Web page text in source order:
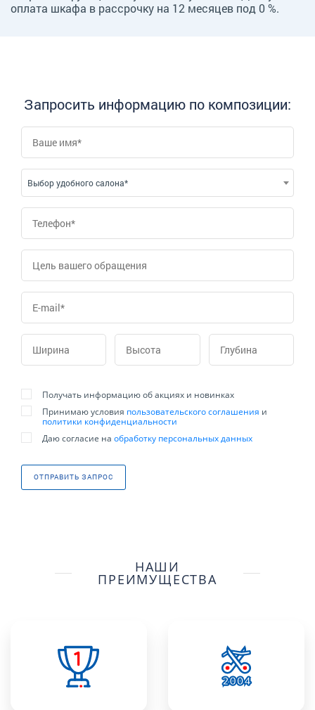
оплата шкафа в рассрочку на 12 месяцев под 0 %.
Запросить информацию по композиции:
Выбор удобного салона*
ОТПРАВИТЬ ЗАПРОС
Получать информацию об акциях и новинках
Принимаю условия пользовательского соглашения и
политики конфиденциальности
Даю согласие на обработку персональных данных
НАШИ
ПРЕИМУЩЕСТВА